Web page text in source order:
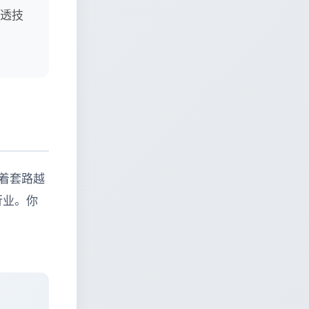
技
套路越
业。你